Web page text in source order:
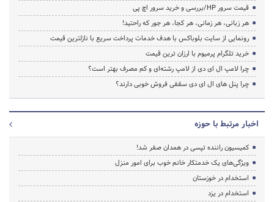
قیمت سرور HP/بررسی و خرید سرور اچ پی
هر زبانی، هر زمانی، هر کجا، هر جور که راحتید!
رونمایی از سایت بلوباکس با هدف خدمات پرداخت سریع با نازلترین قیمت
خرید تلگرام پرمیوم با ارزان ترین قیمت
چرا لامپ ال ای دی از لامپ رشته‌ای و کم مصرف بهتر است؟
چرا پنل های ال ای دی سقفی فروش خوبی دارند؟
اخبار مرتبط با حوزه
کمیسیون راننده تپسی در همدان صفر شد!
ویژگی‌های یک خدمتکار خانم خوب برای امور منزل
استخدام در خوزستان
استخدام در یزد